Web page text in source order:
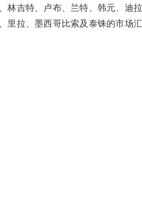
林吉特、卢布、兰特、韩元、迪拉
里拉、墨西哥比索及泰铢的市场汇